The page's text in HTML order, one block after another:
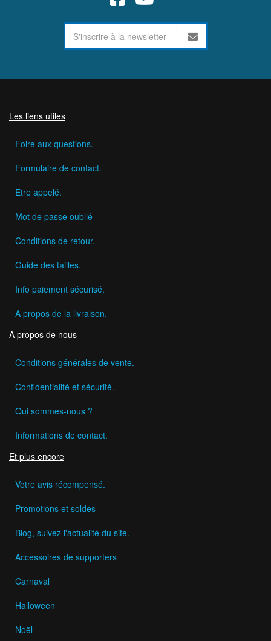
Les liens utiles
Foire aux questions.
Formulaire de contact.
Etre appelé.
Mot de passe oublié
Conditions de retour.
Guide des tailles.
Info paiement sécurisé.
A propos de la livraison.
A propos de nous
Conditions générales de vente.
Confidentialité et sécurité.
Qui sommes-nous ?
Informations de contact.
Et plus encore
Votre avis récompensé.
Promotions et soldes
Blog, suivez l'actualité du site.
Accessoires de supporters
Carnaval
Halloween
Noël